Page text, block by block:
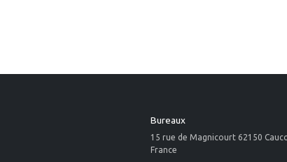
Bureaux
15 rue de Magnicourt 62150
France